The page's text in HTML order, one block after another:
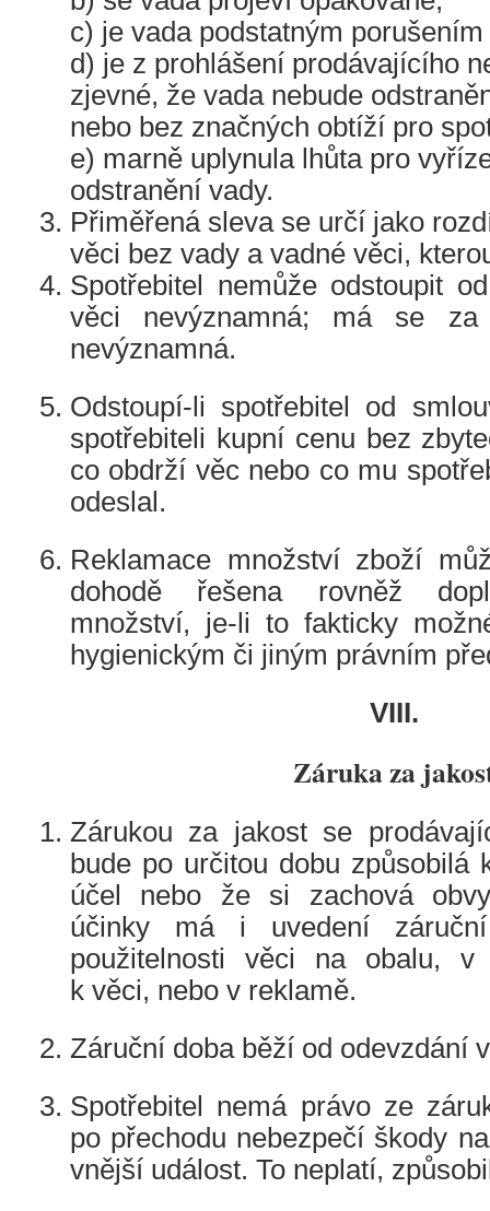
c) je vada podstatným
d) je z prohlášení prodávajícího
zjevné, že vada nebude
nebo bez značných obtíží pro
e) marně uplynula lhůta pro
odstranění vady.
Přiměřená sleva se určí jako
věci bez vady a vadné věci,
Spotřebitel nemůže odstoupit
věci nevýznamná; má se
nevýznamná.
Odstoupí-li spotřebitel od
spotřebiteli kupní cenu bez
co obdrží věc nebo co mu
odeslal.
Reklamace množství zboží
dohodě řešena rovněž
množství, je-li to fakticky
hygienickým či jiným právním
VIII.
Záruka za
Zárukou za jakost se
bude po určitou dobu způsobilá
účel nebo že si zachová
účinky má i uvedení
použitelnosti věci na obalu, v
k věci, nebo v reklamě.
Záruční doba běží od odevzdání
Spotřebitel nemá právo ze
po přechodu nebezpečí škody
vnější událost. To neplatí,